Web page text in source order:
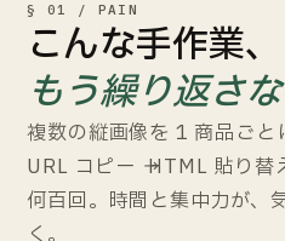
§ 01 / PAIN
こんな手作業、
もう繰り返さな
複数の縦画像を 1 商品ごと
URL コピー → HTML 貼り替
何百回。時間と集中力が、
く。